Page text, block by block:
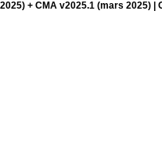
2025) + CMA v2025.1 (mars 2025) |